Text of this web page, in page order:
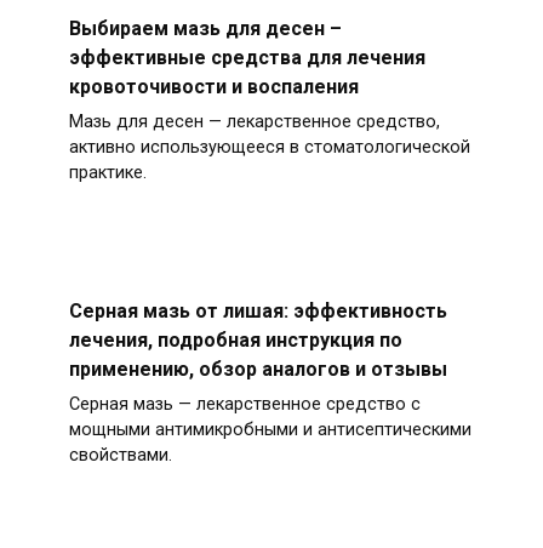
Выбираем мазь для десен –
эффективные средства для лечения
кровоточивости и воспаления
Мазь для десен — лекарственное средство,
активно использующееся в стоматологической
практике.
Серная мазь от лишая: эффективность
лечения, подробная инструкция по
применению, обзор аналогов и отзывы
Серная мазь — лекарственное средство с
мощными антимикробными и антисептическими
свойствами.